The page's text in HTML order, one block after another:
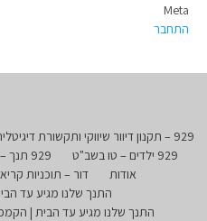
Meta
התחבר
929 – תקנון דיוור שיווקי ותקשורת דיגיטלית
929 ילדים – טו בשב"ט
929 תנך – דף הבית
אודות
דור – תוכניות
התנך שלנו מגיע עד
התנך שלנו מגיע עד הבית |